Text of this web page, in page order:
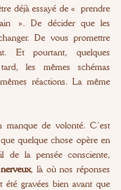
déjà essayé de « prendre
». De décider que les
De vous promettre
Et pourtant, quelques
les mêmes schémas
réactions. La même
manque de volonté. C’est
quelque chose opère en
de la pensée consciente,
, là où nos réponses
été gravées bien avant que